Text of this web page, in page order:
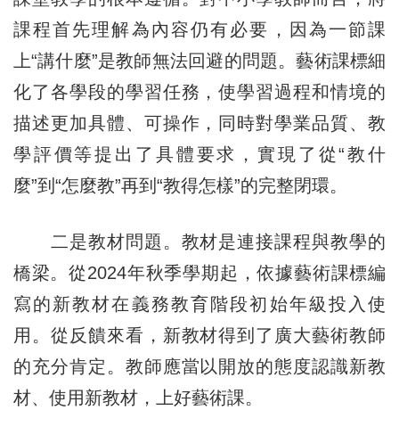
課程首先理解為內容仍有必要，因為一節課
上“講什麼”是教師無法回避的問題。藝術課標細
化了各學段的學習任務，使學習過程和情境的
描述更加具體、可操作，同時對學業品質、教
學評價等提出了具體要求，實現了從“教什
麼”到“怎麼教”再到“教得怎樣”的完整閉環。
二是教材問題。教材是連接課程與教學的
橋梁。從2024年秋季學期起，依據藝術課標編
寫的新教材在義務教育階段初始年級投入使
用。從反饋來看，新教材得到了廣大藝術教師
的充分肯定。教師應當以開放的態度認識新教
材、使用新教材，上好藝術課。